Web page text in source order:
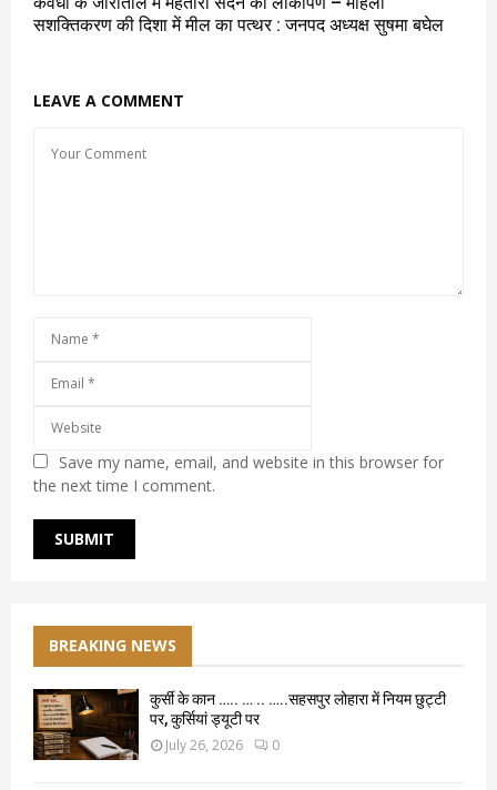
सशक्तिकरण की दिशा में मील का पत्थर : जनपद अध्यक्ष सुषमा बघेल
LEAVE A COMMENT
Save my name, email, and website in this browser for
the next time I comment.
BREAKING NEWS
कुर्सी के कान ….. … .. …..सहसपुर लोहारा में नियम छुट्टी
पर, कुर्सियां ड्यूटी पर
July 26, 2026 0